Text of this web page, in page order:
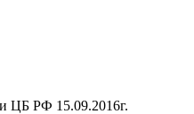
ЦБ РФ 15.09.2016г.